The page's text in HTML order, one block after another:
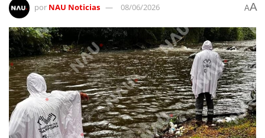
por NAU Noticias 08/06/2026 AA